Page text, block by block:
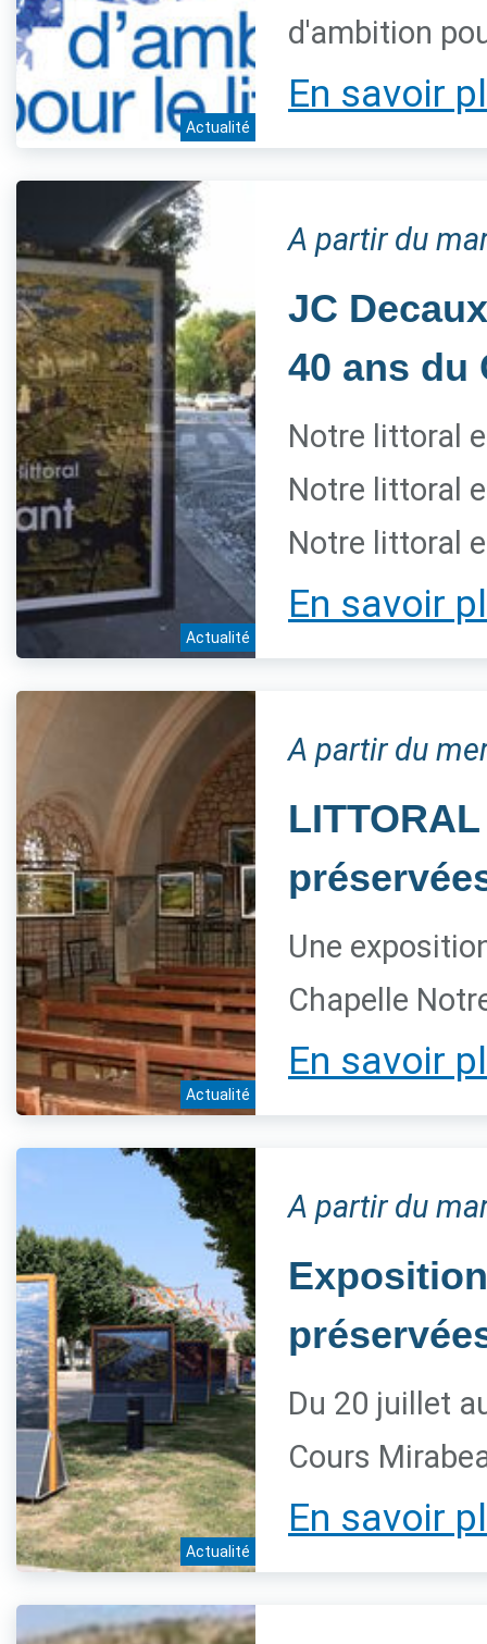
Actualité
d'ambition
En savoir
Actualité
A partir du
JC
40 ans du
Notre littoral
Notre littoral
Notre littoral
En savoir
Actualité
A partir du
Une
Chapelle
En savoir
Actualité
A partir du
Du 20 juillet
Cours
En savoir